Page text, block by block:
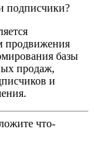
подписчики?
продвижения
базы
продаж,
и
что-